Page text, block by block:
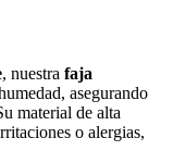
, nuestra faja
asegurando
material de alta
o alergias,